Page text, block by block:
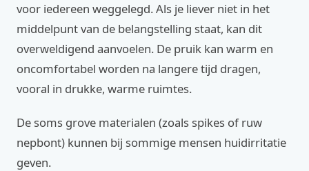
voor iedereen weggelegd. Als je liever niet in het
middelpunt van de belangstelling staat, kan dit
overweldigend aanvoelen. De pruik kan warm en
oncomfortabel worden na langere tijd dragen,
vooral in drukke, warme ruimtes.
De soms grove materialen (zoals spikes of ruw
nepbont) kunnen bij sommige mensen huidirritatie
geven.